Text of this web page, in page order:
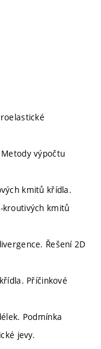
výpočtu
kmitů křídla.
kroutivých kmitů
Řešení 2D
Příčinkové
Podmínka
jevy.